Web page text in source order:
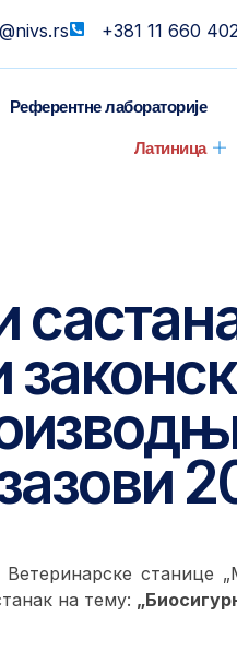
+381 11 660
Референтне лабораторије
Латиница
станице
на тему: